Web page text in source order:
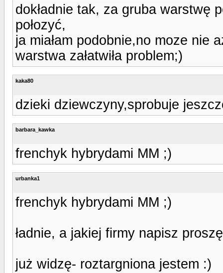
dokładnie tak, za gruba warstwę
połozyć,
ja miałam podobnie,no moze nie
warstwa załatwiła problem;)
kaka80
dzieki dziewczyny,sprobuje
barbara_kawka
frenchyk hybrydami MM ;)
urbanka1
frenchyk hybrydami MM ;)
ładnie, a jakiej firmy napisz
już widzę- roztargniona jestem :)